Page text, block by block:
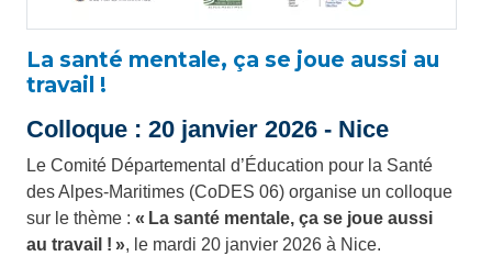
La santé mentale, ça se joue aussi au
travail !
Colloque : 20 janvier 2026 - Nice
Le Comité Départemental d’Éducation pour la Santé
des Alpes-Maritimes (CoDES 06) organise un colloque
sur le thème : « La santé mentale, ça se joue aussi
au travail ! », le mardi 20 janvier 2026 à Nice.